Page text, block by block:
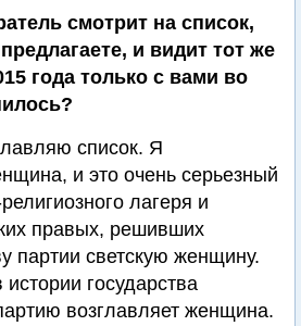
смотрит на список,
и видит тот же
года только с вами во
список. Я
и это очень серьезный
лагеря и
правых, решивших
партии светскую женщину.
государства
возглавляет женщина.